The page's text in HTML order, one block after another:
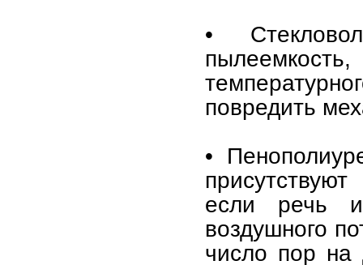
•
повредить
•
если речь
воздушного
число пор на